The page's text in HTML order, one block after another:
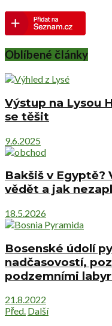
Oblíbené články
Výstup na Lysou
se těšit
9.6.2025
Bakšiš v Egyptě?
vědět a jak
18.5.2026
Bosenské údolí
nadčasovostí,
podzemními
21.8.2022
Před. Další